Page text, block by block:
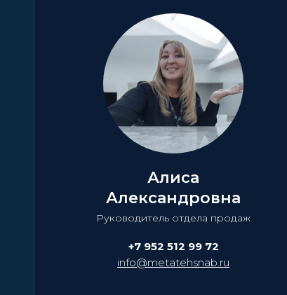
Алиса
Александровна
Руководитель отдела продаж
+7 952 512 99 72
info@metatehsnab.ru